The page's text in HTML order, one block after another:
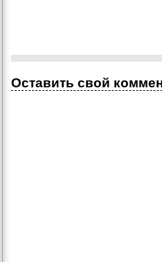
Оставить свой